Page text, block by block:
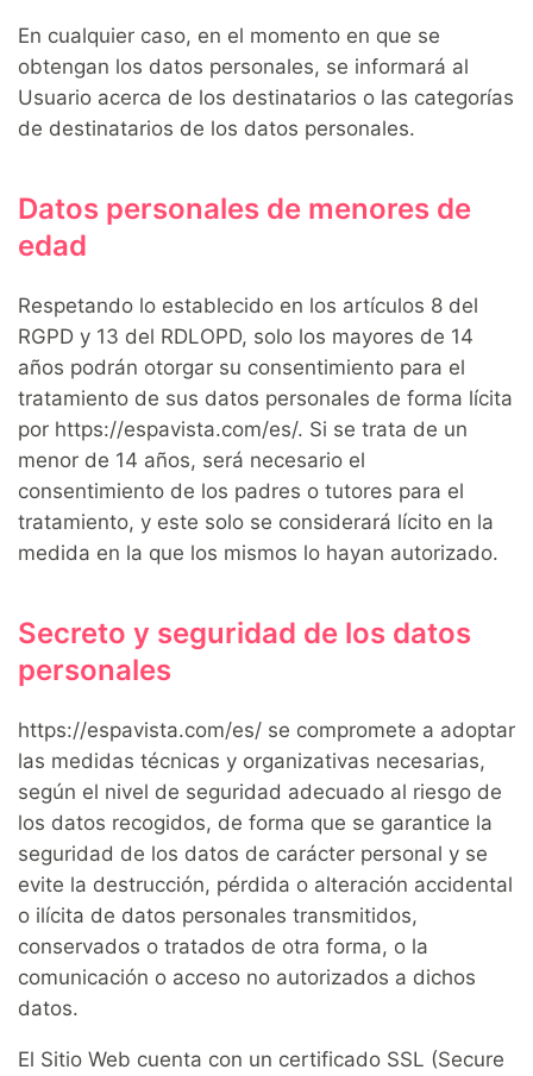
En cualquier caso, en el momento en que se
obtengan los datos personales, se informará al
Usuario acerca de los destinatarios o las categorías
de destinatarios de los datos personales.
Datos personales de menores de
edad
Respetando lo establecido en los artículos 8 del
RGPD y 13 del RDLOPD, solo los mayores de 14
años podrán otorgar su consentimiento para el
tratamiento de sus datos personales de forma lícita
por https://espavista.com/es/. Si se trata de un
menor de 14 años, será necesario el
consentimiento de los padres o tutores para el
tratamiento, y este solo se considerará lícito en la
medida en la que los mismos lo hayan autorizado.
Secreto y seguridad de los datos
personales
https://espavista.com/es/ se compromete a adoptar
las medidas técnicas y organizativas necesarias,
según el nivel de seguridad adecuado al riesgo de
los datos recogidos, de forma que se garantice la
seguridad de los datos de carácter personal y se
evite la destrucción, pérdida o alteración accidental
o ilícita de datos personales transmitidos,
conservados o tratados de otra forma, o la
comunicación o acceso no autorizados a dichos
datos.
El Sitio Web cuenta con un certificado SSL (Secure